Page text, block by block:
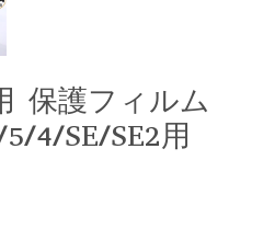
保護フィルム
4/SE/SE2用